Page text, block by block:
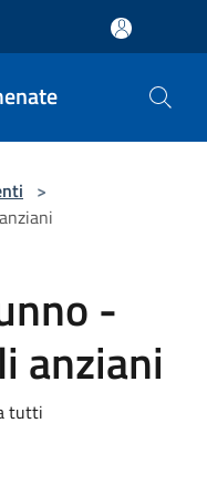
>
-
anziani
tutti